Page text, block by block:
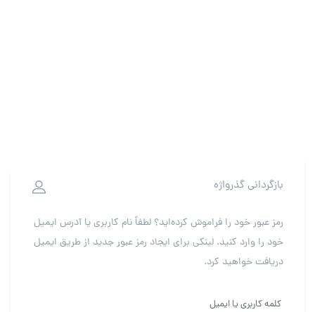
بازگردانی گذرواژه
رمز عبور خود را فراموش کرده‌اید؟ لطفاً نام کاربری یا آدرس ایمیل
خود را وارد کنید. لینکی برای ایجاد رمز عبور جدید از طریق ایمیل
دریافت خواهید کرد.
کلمه کاربری یا ایمیل